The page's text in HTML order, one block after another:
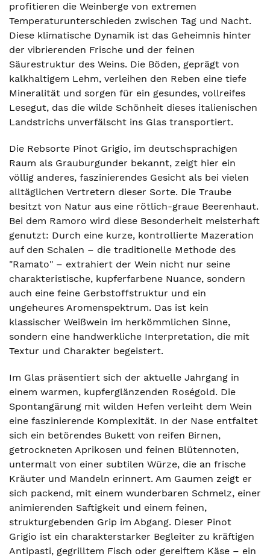
profitieren die Weinberge von extremen
Temperaturunterschieden zwischen Tag und Nacht.
Diese klimatische Dynamik ist das Geheimnis hinter
der vibrierenden Frische und der feinen
Säurestruktur des Weins. Die Böden, geprägt von
kalkhaltigem Lehm, verleihen den Reben eine tiefe
Mineralität und sorgen für ein gesundes, vollreifes
Lesegut, das die wilde Schönheit dieses italienischen
Landstrichs unverfälscht ins Glas transportiert.
Die Rebsorte Pinot Grigio, im deutschsprachigen
Raum als Grauburgunder bekannt, zeigt hier ein
völlig anderes, faszinierendes Gesicht als bei vielen
alltäglichen Vertretern dieser Sorte. Die Traube
besitzt von Natur aus eine rötlich-graue Beerenhaut.
Bei dem Ramoro wird diese Besonderheit meisterhaft
genutzt: Durch eine kurze, kontrollierte Mazeration
auf den Schalen – die traditionelle Methode des
"Ramato" – extrahiert der Wein nicht nur seine
charakteristische, kupferfarbene Nuance, sondern
auch eine feine Gerbstoffstruktur und ein
ungeheures Aromenspektrum. Das ist kein
klassischer Weißwein im herkömmlichen Sinne,
sondern eine handwerkliche Interpretation, die mit
Textur und Charakter begeistert.
Im Glas präsentiert sich der aktuelle Jahrgang in
einem warmen, kupferglänzenden Roségold. Die
Spontangärung mit wilden Hefen verleiht dem Wein
eine faszinierende Komplexität. In der Nase entfaltet
sich ein betörendes Bukett von reifen Birnen,
getrockneten Aprikosen und feinen Blütennoten,
untermalt von einer subtilen Würze, die an frische
Kräuter und Mandeln erinnert. Am Gaumen zeigt er
sich packend, mit einem wunderbaren Schmelz, einer
animierenden Saftigkeit und einem feinen,
strukturgebenden Grip im Abgang. Dieser Pinot
Grigio ist ein charakterstarker Begleiter zu kräftigen
Antipasti, gegrilltem Fisch oder gereiftem Käse – ein